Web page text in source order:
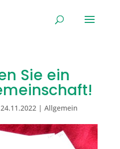
Sie ein
24.11.2022| Allgemein